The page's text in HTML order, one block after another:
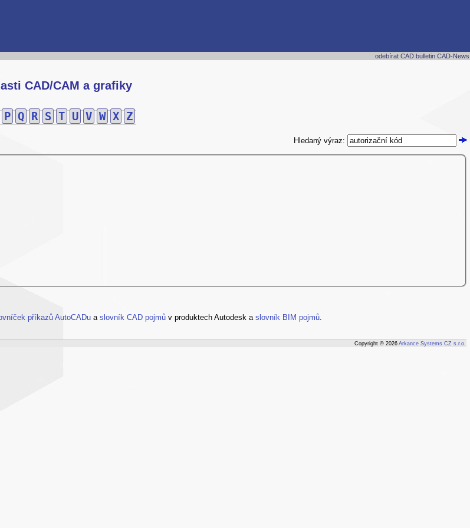
odebírat CAD bulletin CAD-News
CAD/CAM a grafiky
P Q R S T U V W X Z
Hledaný výraz:
příkazů AutoCADu a slovník CAD pojmů v produktech Autodesk a slovník BIM pojmů
Copyright © 2026 Arkance Systems CZ s.r.o.